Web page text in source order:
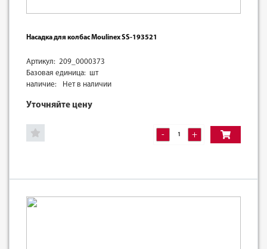
Насадка для колбас Moulinex SS-193521
Артикул: 209_0000373
Базовая единица: шт
наличие:
Нет в наличии
Уточняйте цену
- +